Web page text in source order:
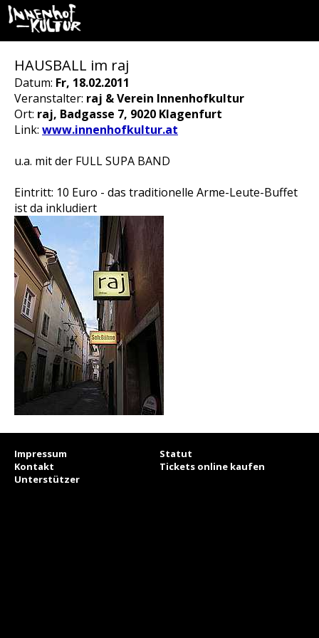
HAUSBALL im raj
Datum: Fr, 18.02.2011
Veranstalter: raj & Verein Innenhofkultur
Ort: raj, Badgasse 7, 9020 Klagenfurt
Link: www.innenhofkultur.at
u.a. mit der FULL SUPA BAND
Eintritt: 10 Euro - das traditionelle Arme-Leute-Buffet
ist da inkludiert
Impressum
Statut
Kontakt
Tickets online kaufen
Unterstützer